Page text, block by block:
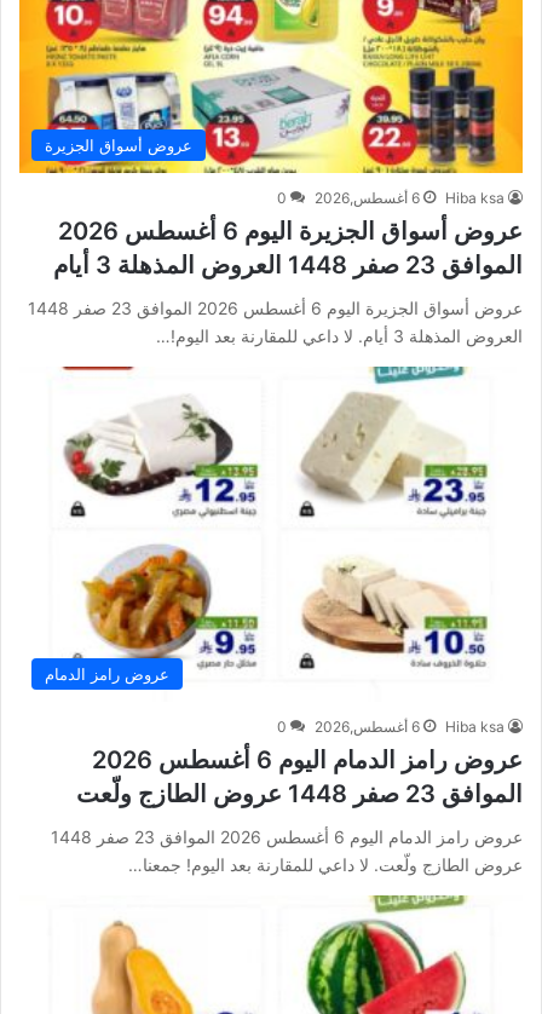
عروض أسواق الجزيرة
Hiba ksa 6 أغسطس,2026 0
عروض أسواق الجزيرة اليوم 6 أغسطس 2026
الموافق 23 صفر 1448 العروض المذهلة 3 أيام
عروض أسواق الجزيرة اليوم 6 أغسطس 2026 الموافق 23 صفر 1448
العروض المذهلة 3 أيام. لا داعي للمقارنة بعد اليوم!…
عروض رامز الدمام
Hiba ksa 6 أغسطس,2026 0
عروض رامز الدمام اليوم 6 أغسطس 2026
الموافق 23 صفر 1448 عروض الطازج ولّعت
عروض رامز الدمام اليوم 6 أغسطس 2026 الموافق 23 صفر 1448
عروض الطازج ولّعت. لا داعي للمقارنة بعد اليوم! جمعنا…